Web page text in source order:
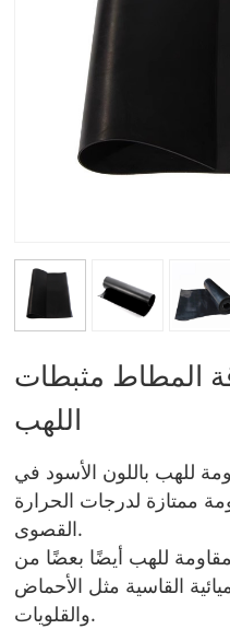
المطاط مثبطات
اللهب
للهب باللون الأسود في
ممتازة لدرجات الحرارة
القصوى.
للهب أيضًا بعضًا من
القاسية مثل الأحماض
والقلويات.